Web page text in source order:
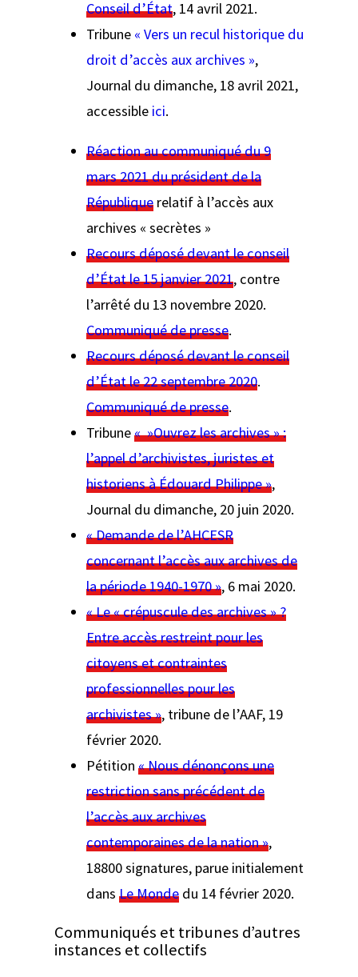
Conseil d’État, 14 avril 2021.
Tribune « Vers un recul historique du
droit d’accès aux archives »,
Journal du dimanche, 18 avril 2021,
accessible ici.
Réaction au communiqué du 9
mars 2021 du président de la
République relatif à l’accès aux
archives « secrètes »
Recours déposé devant le conseil
d’État le 15 janvier 2021, contre
l’arrêté du 13 novembre 2020.
Communiqué de presse.
Recours déposé devant le conseil
d’État le 22 septembre 2020.
Communiqué de presse.
Tribune« »Ouvrez les archives » :
l’appel d’archivistes, juristes et
historiens à Édouard Philippe »,
Journal du dimanche, 20 juin 2020.
« Demande de l’AHCESR
concernant l’accès aux archives de
la période 1940-1970 », 6 mai 2020.
« Le « crépuscule des archives » ?
Entre accès restreint pour les
citoyens et contraintes
professionnelles pour les
archivistes », tribune de l’AAF, 19
février 2020.
Pétition « Nous dénonçons une
restriction sans précédent de
l’accès aux archives
contemporaines de la nation »,
18800 signatures, parue initialement
dans Le Monde du 14 février 2020.
Communiqués et tribunes d’autres
instances et collectifs